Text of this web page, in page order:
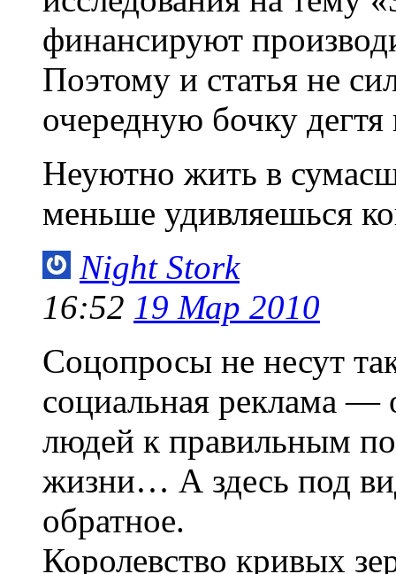
финансируют
Поэтому и статья не
очередную бочку
Неуютно жить в
меньше удивляешься
Night Stork
16:52 19 Мар 2010
Соцопросы не несут
социальная реклама —
людей к правильным
жизни… А здесь под
обратное.
Королевство кривых